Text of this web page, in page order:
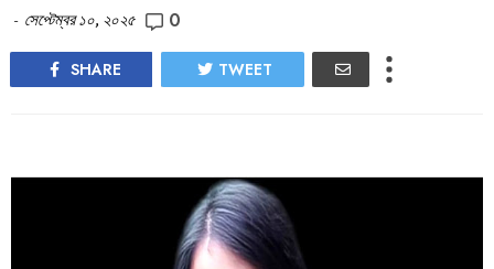
- সেপ্টেম্বর ১০, ২০২৫ 0
SHARE TWEET